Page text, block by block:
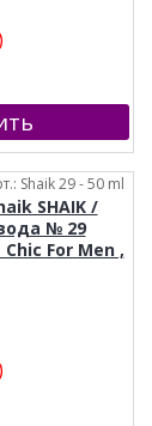
Shaik 29 - 50 ml
SHAIK /
№ 29
For Men ,